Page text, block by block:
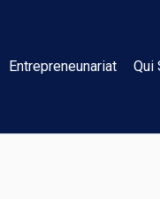
Entrepreneunariat Qui